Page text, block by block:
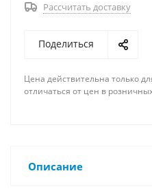
Рассчитать доставку
Поделиться
Цена действительна только
отличаться от цен в
Описание